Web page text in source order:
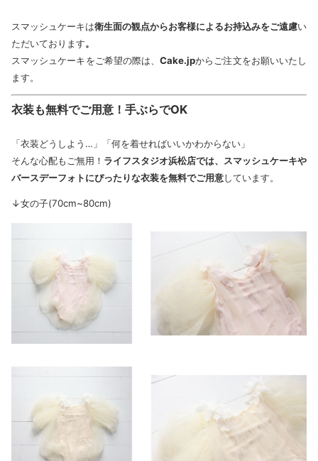
スマッシュケーキは衛生面の観点からお客様によるお持込みをご遠慮い
ただいております。
スマッシュケーキをご希望の際は、Cake.jpからご注文をお願いいたし
ます。
衣装も無料でご用意！手ぶらでOK
「衣装どうしよう…」「何を着せればいいかわからない」
そんな心配もご無用！ ライフスタジオ浜松店では、スマッシュケーキや
バースデーフォトにぴったりな衣装を無料でご用意しています。
↓女の子(70cm~80cm)